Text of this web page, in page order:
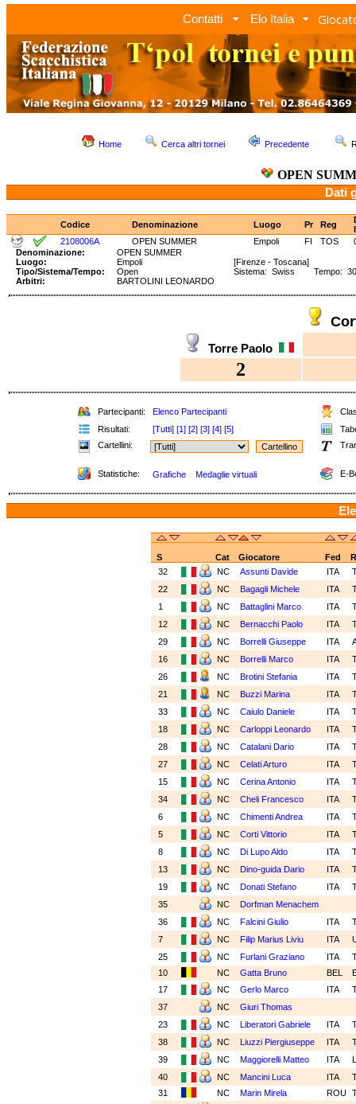
Contatti Elo Italia
Home Cerca altri tornei Precedente
OPEN
Dati
Codice Denominazione Luogo Pr Reg
2108006A
OPEN SUMMER Empoli FI TOS
Denominazione:
OPEN SUMMER
Luogo:
Empoli
[Firenze - Toscana]
Tipo/Sistema/Tempo:
Open
Sistema: Swiss Tempo:
Arbitri:
BARTOLINI LEONARDO
Torre Paolo
2
Partecipanti: Elenco Partecipanti
Risultati:
[Tutti] [1] [2] [3] [4] [5]
Cartellini:
Statistiche: Grafiche Medaglie virtuali E-
S Cat Giocatore Fed
32
NC Assunti Davide ITA
22
NC Bagagli Michele ITA
1
NC Battaglini Marco ITA
12
NC Bernacchi Paolo ITA
29
NC Borrelli Giuseppe ITA
16
NC Borrelli Marco ITA
26
NC Brotini Stefania ITA
21
NC Buzzi Marina ITA
33
NC Caiulo Daniele ITA
18
NC Carloppi Leonardo ITA
28
NC Catalani Dario ITA
27
NC Celati Arturo ITA
15
NC Cerina Antonio ITA
34
NC Cheli Francesco ITA
6
NC Chimenti Andrea ITA
5
NC Corti Vittorio ITA
8
NC Di Lupo Aldo ITA
13
NC Dino-guida Dario ITA
19
NC Donati Stefano ITA
35
NC
Dorfman Menachem
36
NC Falcini Giulio ITA
7
NC Filip Marius Liviu ITA
25
NC Furlani Graziano ITA
10
NC Gatta Bruno BEL
17
NC Gerlo Marco ITA
37
NC
Giuri Thomas
23
NC Liberatori Gabriele ITA
38
NC Liuzzi Piergiuseppe ITA
39
NC Maggiorelli Matteo ITA
40
NC Mancini Luca ITA
31
NC Marin Mirela ROU